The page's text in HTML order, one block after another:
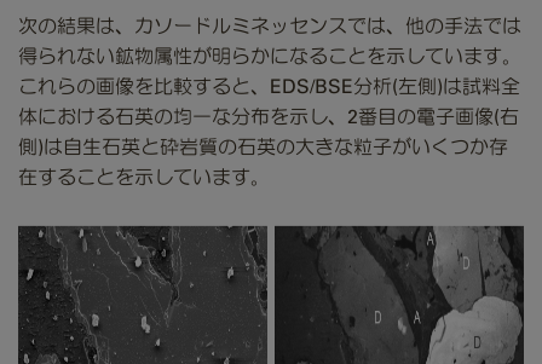
次の結果は、カソードルミネッセンスでは、他の手法では
得られない鉱物属性が明らかになることを示しています。
これらの画像を比較すると、EDS/BSE分析(左側)は試料全
体における石英の均一な分布を示し、2番目の電子画像(右
側)は自生石英と砕岩質の石英の大きな粒子がいくつか存
在することを示しています。